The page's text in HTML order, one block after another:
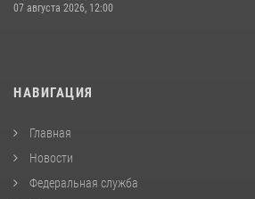
07 августа 2026, 12:00
НАВИГАЦИЯ
Главная
Новости
Федеральная служба